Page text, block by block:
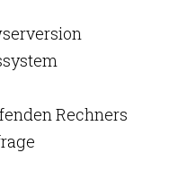
Rechners